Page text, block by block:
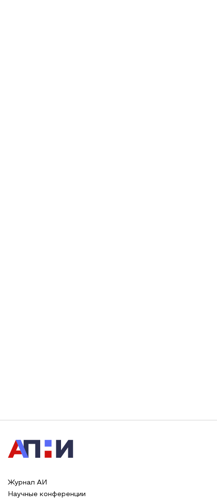
Журнал АИ
Научные конференции